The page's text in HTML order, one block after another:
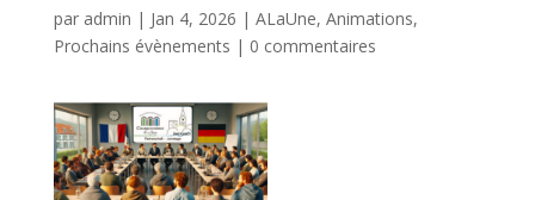
par admin | Jan 4, 2026 | ALaUne, Animations,
Prochains évènements | 0 commentaires